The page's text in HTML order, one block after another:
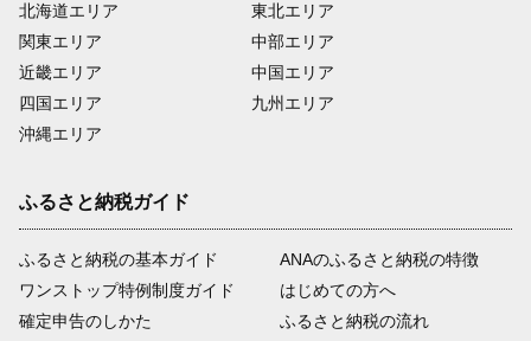
北海道エリア
関東エリア
近畿エリア
四国エリア
沖縄エリア
東北エリア
中部エリア
中国エリア
九州エリア
ふるさと納税ガイド
ふるさと納税の基本ガイド
ワンストップ特例制度ガイド
確定申告のしかた
ANAのふるさと納税の特徴
はじめての方へ
ふるさと納税の流れ